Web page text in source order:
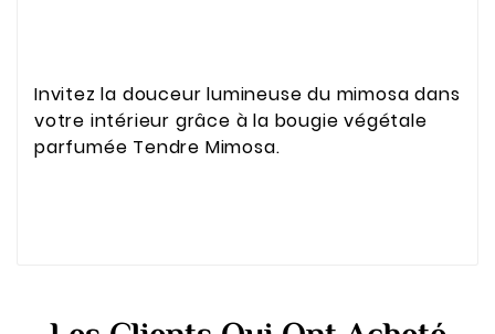
Invitez la douceur lumineuse du mimosa dans
votre intérieur grâce à la bougie végétale
parfumée Tendre Mimosa.